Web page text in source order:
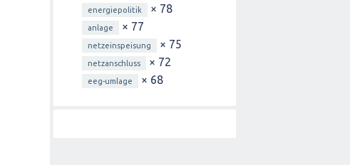
energiepolitik × 78
anlage × 77
netzeinspeisung × 75
netzanschluss × 72
eeg-umlage × 68